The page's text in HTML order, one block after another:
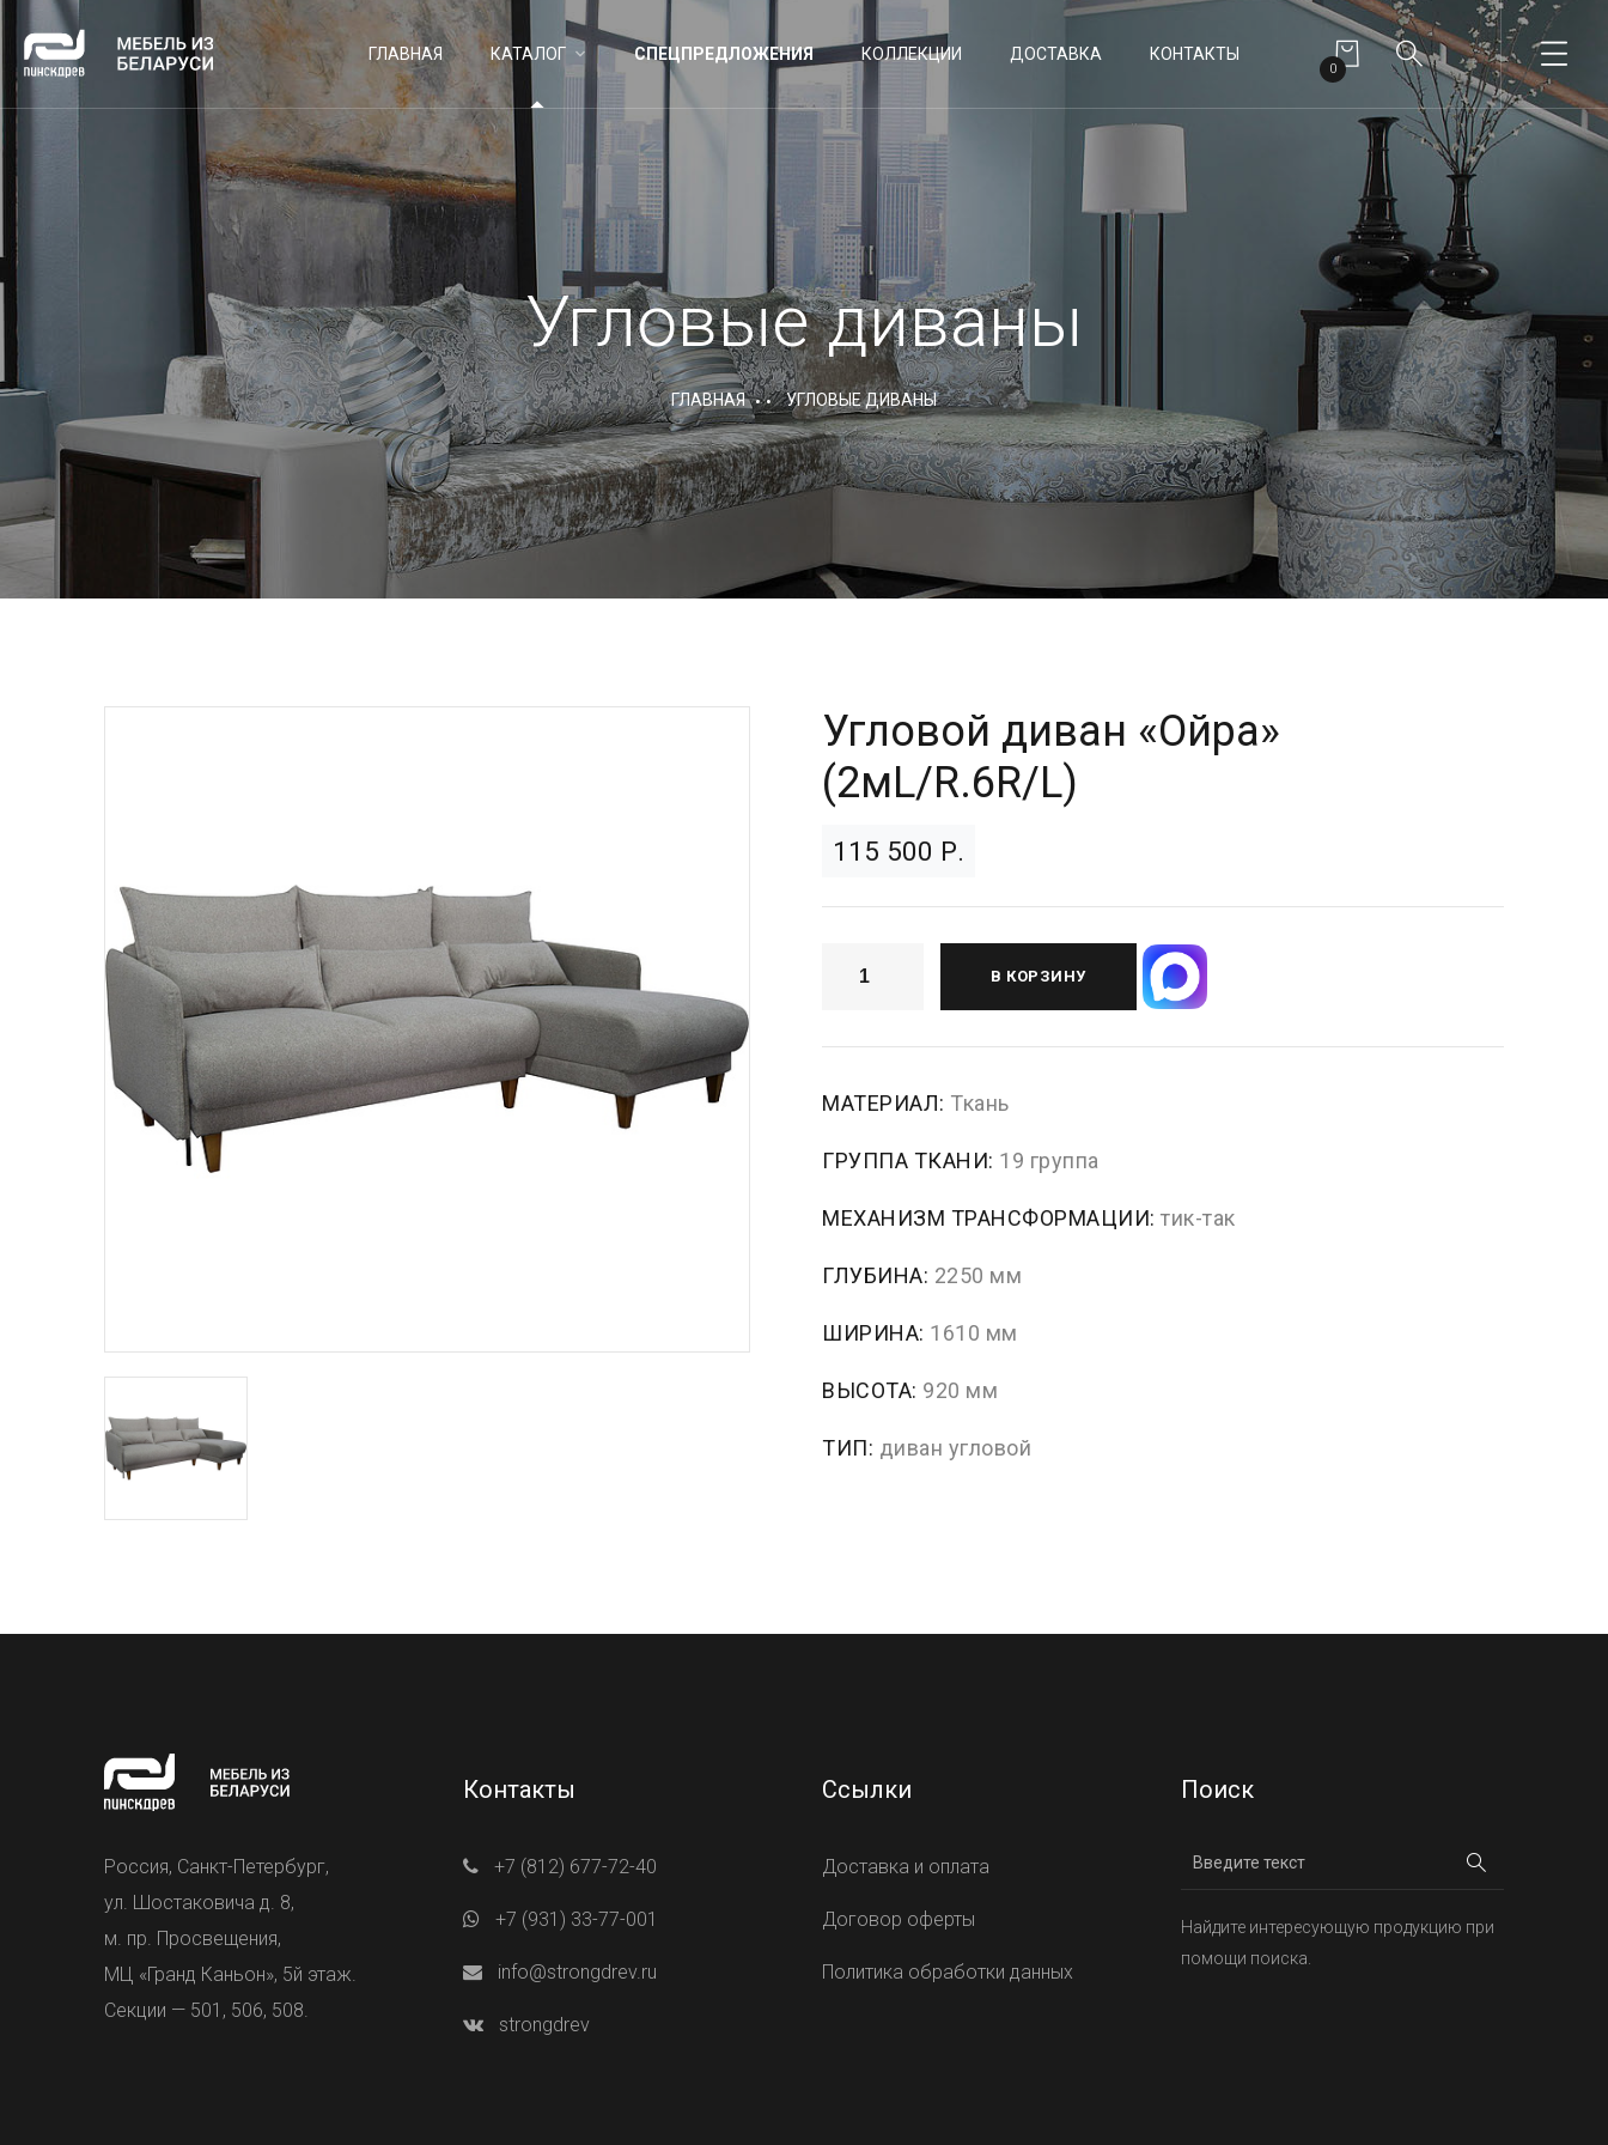
ГЛАВНАЯ КАТАЛОГ СПЕЦПРЕДЛОЖЕНИЯ КОЛЛЕКЦИИ ДОСТАВКА КОНТАКТЫ
0
Угловые диваны
ГЛАВНАЯ УГЛОВЫЕ ДИВАНЫ
Угловой диван «Ойра»
(2мL/R.6R/L)
115 500 Р.
В КОРЗИНУ
МАТЕРИАЛ: Ткань
ГРУППА ТКАНИ: 19 группа
МЕХАНИЗМ ТРАНСФОРМАЦИИ: тик-так
ГЛУБИНА: 2250 мм
ШИРИНА: 1610 мм
ВЫСОТА: 920 мм
ТИП: диван угловой
Россия, Санкт-Петербург,
ул. Шостаковича д. 8,
м. пр. Просвещения,
МЦ «Гранд Каньон», 5й этаж.
Секции — 501, 506, 508.
Контакты
+7 (812) 677-72-40
+7 (931) 33-77-001
info@strongdrev.ru
strongdrev
Ссылки
Доставка и оплата
Договор оферты
Политика обработки данных
Поиск
Найдите интересующую продукцию при
помощи поиска.